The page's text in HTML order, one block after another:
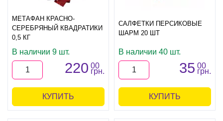
МЕТАФАН КРАСНО-
СЕРЕБРЯНЫЙ КВАДРАТИКИ
0,5 КГ
В наличии 9 шт.
220 00
грн.
КУПИТЬ
САЛФЕТКИ ПЕРСИКОВЫЕ
ШАРМ 20 ШТ
В наличии 40 шт.
35 00
грн.
КУПИТЬ